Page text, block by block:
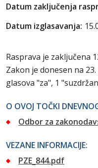
Datum zaključenja
Datum izglasavanja:
Rasprava je zaključena
Zakon je donesen na
glasova "za", 1
O OVOJ TOČKI
Odbor za
VEZANE INFORMACIJE:
PZE_844.pdf